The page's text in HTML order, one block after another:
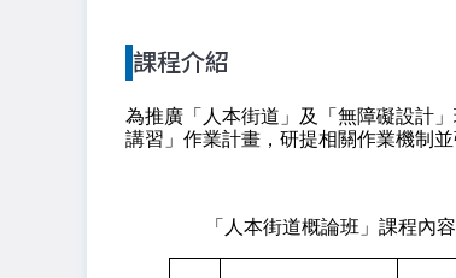
課程介紹
為推廣「人本街道」及「無障礙設計
講習」作業計畫，研提相關作業機制
「人本街道概論班」課程內